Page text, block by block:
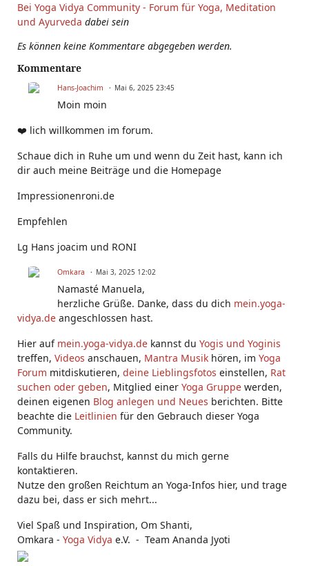
Bei Yoga Vidya Community - Forum für Yoga, Meditation
und Ayurveda dabei sein
Es können keine Kommentare abgegeben werden.
Kommentare
Hans-Joachim Mai 6, 2025 23:45
Moin moin
❤️ lich willkommen im forum.
Schaue dich in Ruhe um und wenn du Zeit hast, kann ich
dir auch meine Beiträge und die Homepage
Impressionenroni.de
Empfehlen
Lg Hans joacim und RONI
Omkara Mai 3, 2025 12:02
Namasté Manuela,
herzliche Grüße. Danke, dass du dich mein.yoga-
vidya.de angeschlossen hast.
Hier auf mein.yoga-vidya.de kannst du Yogis und Yoginis
treffen, Videos anschauen, Mantra Musik hören, im Yoga
Forum mitdiskutieren, deine Lieblingsfotos einstellen, Rat
suchen oder geben, Mitglied einer Yoga Gruppe werden,
deinen eigenen Blog anlegen und Neues berichten. Bitte
beachte die Leitlinien für den Gebrauch dieser Yoga
Community.
Falls du Hilfe brauchst, kannst du mich gerne
kontaktieren.
Nutze den großen Reichtum an Yoga-Infos hier, und trage
dazu bei, dass er sich mehrt...
Viel Spaß und Inspiration, Om Shanti,
Omkara - Yoga Vidya e.V. - Team Ananda Jyoti